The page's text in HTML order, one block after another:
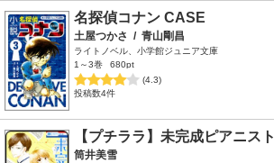
名探偵コナン CASE
土屋つかさ / 青山剛昌
ライトノベル、小学館ジュニア文庫
1～3巻
680pt
(4.3)
投稿数4件
【プチララ】未完成ピアニスト
筒井美雪